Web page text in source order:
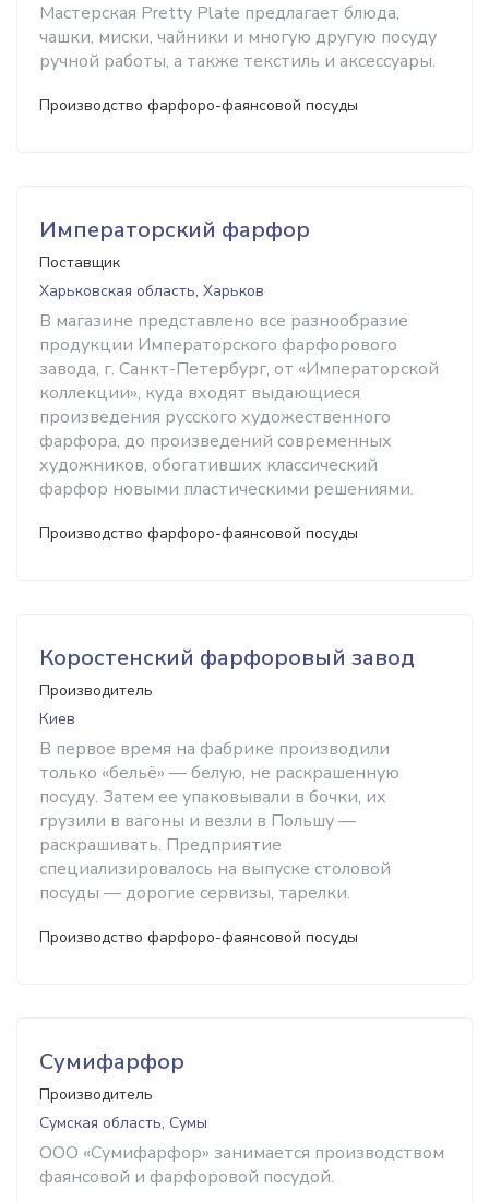
Мастерская Pretty Plate предлагает блюда,
чашки, миски, чайники и многую другую посуду
ручной работы, а также текстиль и аксессуары.
Производство фарфоро-фаянсовой посуды
Императорский фарфор
Поставщик
Харьковская область, Харьков
В магазине представлено все разнообразие
продукции Императорского фарфорового
завода, г. Санкт-Петербург, от «Императорской
коллекции», куда входят выдающиеся
произведения русского художественного
фарфора, до произведений современных
художников, обогативших классический
фарфор новыми пластическими решениями.
Производство фарфоро-фаянсовой посуды
Коростенский фарфоровый завод
Производитель
Киев
В первое время на фабрике производили
только «бельё» — белую, не раскрашенную
посуду. Затем ее упаковывали в бочки, их
грузили в вагоны и везли в Польшу —
раскрашивать. Предприятие
специализировалось на выпуске столовой
посуды — дорогие сервизы, тарелки.
Производство фарфоро-фаянсовой посуды
Сумифарфор
Производитель
Сумская область, Сумы
ООО «Сумифарфор» занимается производством
фаянсовой и фарфоровой посудой.